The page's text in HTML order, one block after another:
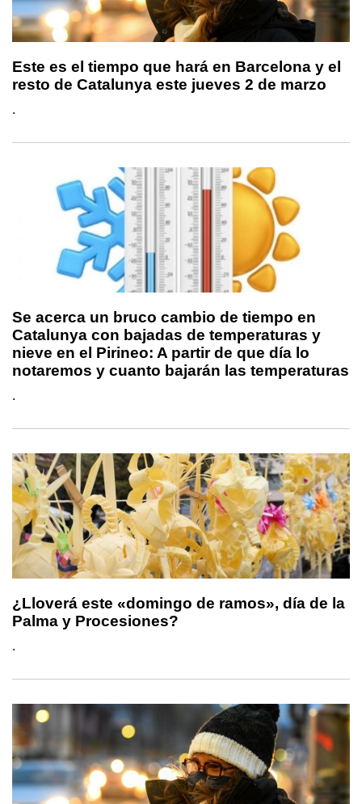
Este es el tiempo que hará en Barcelona y el
resto de Catalunya este jueves 2 de marzo
.
Se acerca un bruco cambio de tiempo en
Catalunya con bajadas de temperaturas y
nieve en el Pirineo: A partir de que día lo
notaremos y cuanto bajarán las temperaturas
.
¿Lloverá este «domingo de ramos», día de la
Palma y Procesiones?
.